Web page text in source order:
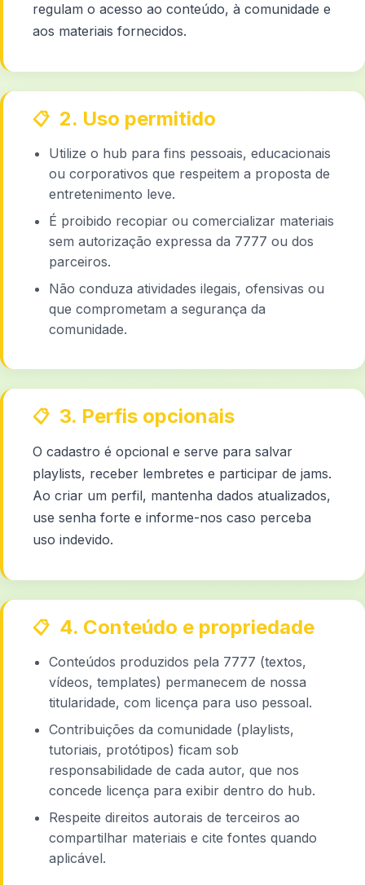
regulam o acesso ao conteúdo, à comunidade e
aos materiais fornecidos.
2. Uso permitido
Utilize o hub para fins pessoais, educacionais
ou corporativos que respeitem a proposta de
entretenimento leve.
É proibido recopiar ou comercializar materiais
sem autorização expressa da 7777 ou dos
parceiros.
Não conduza atividades ilegais, ofensivas ou
que comprometam a segurança da
comunidade.
3. Perfis opcionais
O cadastro é opcional e serve para salvar
playlists, receber lembretes e participar de jams.
Ao criar um perfil, mantenha dados atualizados,
use senha forte e informe-nos caso perceba
uso indevido.
4. Conteúdo e propriedade
Conteúdos produzidos pela 7777 (textos,
vídeos, templates) permanecem de nossa
titularidade, com licença para uso pessoal.
Contribuições da comunidade (playlists,
tutoriais, protótipos) ficam sob
responsabilidade de cada autor, que nos
concede licença para exibir dentro do hub.
Respeite direitos autorais de terceiros ao
compartilhar materiais e cite fontes quando
aplicável.